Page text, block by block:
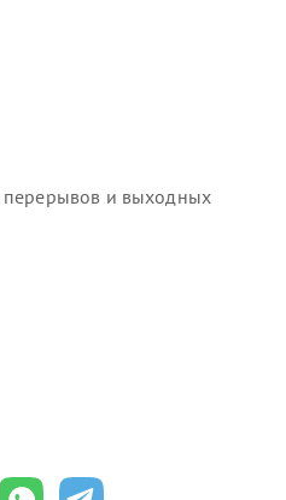
и выходных